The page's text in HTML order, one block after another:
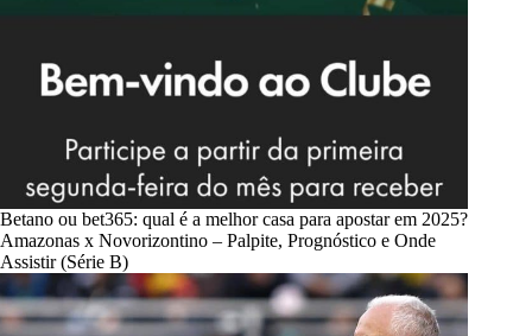
Betano ou bet365: qual é a melhor casa para apostar em 2025?
Amazonas x Novorizontino – Palpite, Prognóstico e Onde
Assistir (Série B)